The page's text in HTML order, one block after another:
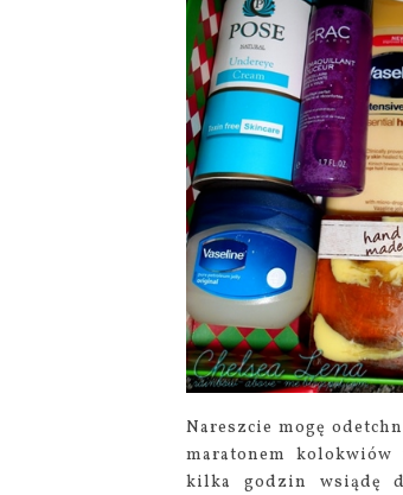
Nareszcie mogę
maratonem
kilka godzin wsiądę